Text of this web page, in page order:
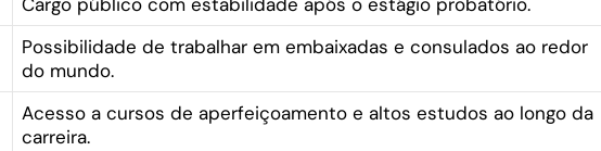
Possibilidade de trabalhar em embaixadas e consulados ao redor
do mundo.
Acesso a cursos de aperfeiçoamento e altos estudos ao longo da
carreira.